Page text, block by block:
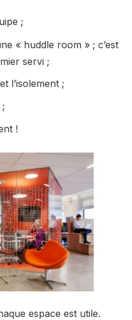
;
« huddle room » ; c’est
servi ;
l’isolement ;
!
espace est utile.